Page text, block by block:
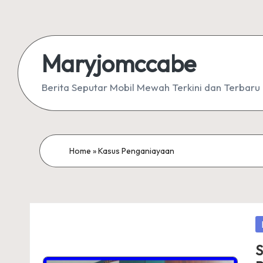
content
Maryjomccabe
Berita Seputar Mobil Mewah Terkini dan Terbaru
Home »Kasus Penganiayaan